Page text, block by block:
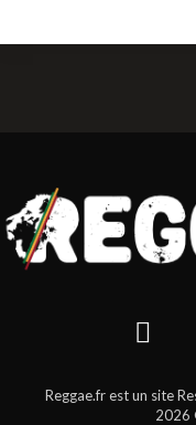
Reggae.fr est un site
2026